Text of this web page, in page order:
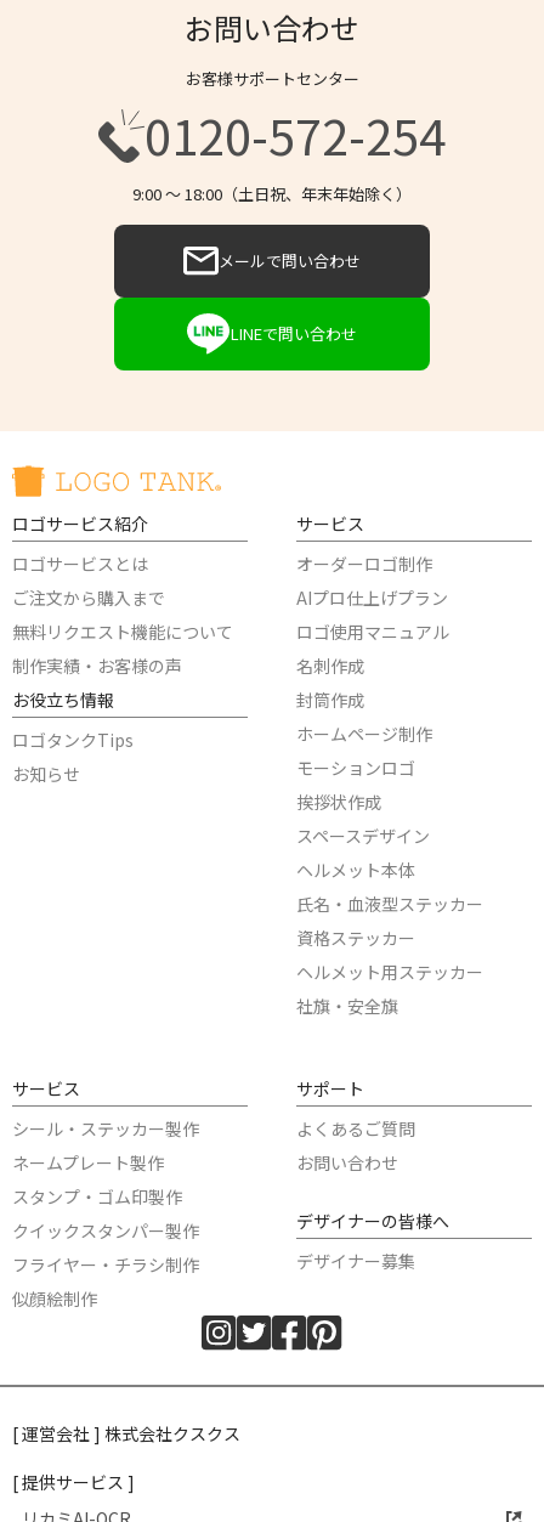
お問い合わせ
お客様サポートセンター
0120-572-254
9:00 〜 18:00（土日祝、年末年始除く）
メールで問い合わせ
LINEで問い合わせ
ロゴサービス紹介
ロゴサービスとは
ご注文から購入まで
無料リクエスト機能について
制作実績・お客様の声
お役立ち情報
ロゴタンクTips
お知らせ
サービス
オーダーロゴ制作
AIプロ仕上げプラン
ロゴ使用マニュアル
名刺作成
封筒作成
ホームページ制作
モーションロゴ
挨拶状作成
スペースデザイン
ヘルメット本体
氏名・血液型ステッカー
資格ステッカー
ヘルメット用ステッカー
社旗・安全旗
サービス
シール・ステッカー製作
ネームプレート製作
スタンプ・ゴム印製作
クイックスタンパー製作
フライヤー・チラシ制作
似顔絵制作
サポート
よくあるご質問
お問い合わせ
デザイナーの皆様へ
デザイナー募集
[ 運営会社 ] 株式会社クスクス
[ 提供サービス ]